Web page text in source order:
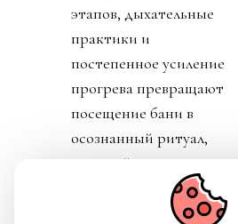
этапов, дыхательные
практики и
постепенное усиление
прогрева превращают
посещение бани в
осознанный ритуал,
который помогает не
только восстановить
силы, но и ненадолго